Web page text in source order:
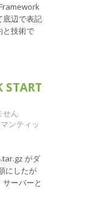
底辺で表記
と技術で
START
せん
ンティッ
がダ
にしたが
ーバーと